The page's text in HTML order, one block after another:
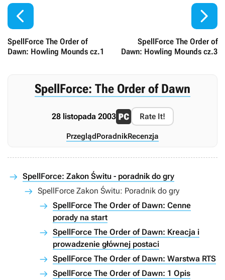

SpellForce The Order of
Dawn: Howling Mounds cz.1
SpellForce The Order of
Dawn: Howling Mounds cz.3

SpellForce: The Order of Dawn
28 listopada 2003 Rate It!
PrzeglądPoradnikRecenzja
SpellForce: Zakon Świtu - poradnik do gry
SpellForce Zakon Świtu: Poradnik do gry
SpellForce The Order of Dawn: Cenne
porady na start
SpellForce The Order of Dawn: Kreacja i
prowadzenie głównej postaci
SpellForce The Order of Dawn: Warstwa RTS
SpellForce The Order of Dawn: 1 Opis